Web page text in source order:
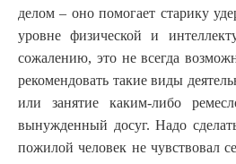
делом – оно помогает старику
уровне физической и
сожалению, это не всегда
рекомендовать такие виды
или занятие каким-либо
вынужденный досуг. Надо
пожилой человек не чувствовал